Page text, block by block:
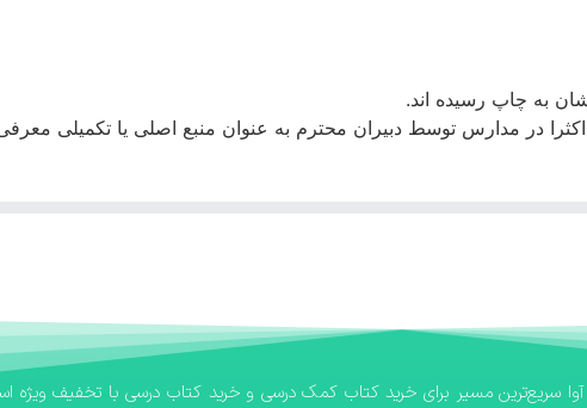
به چاپ رسیده اند.
اکثرا در مدارس توسط دبیران محترم به عنوان منبع اصلی یا تکمیلی